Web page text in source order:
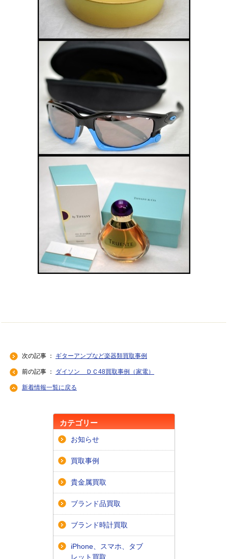
次の記事 ： ギターアンプなど楽器類買取事例
前の記事 ： ダイソン ＤＣ48買取事例（家電）
新着情報一覧に戻る
カテゴリー
お知らせ
買取事例
貴金属買取
ブランド品買取
ブランド時計買取
iPhone、スマホ、タブ
レット買取